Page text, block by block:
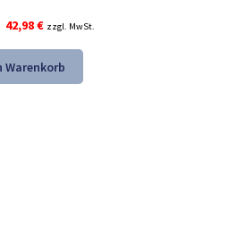
Ursprünglicher
€
42,98€Aktueller
ist:
42,98 €.
zzgl. MwSt.
Warenkorb